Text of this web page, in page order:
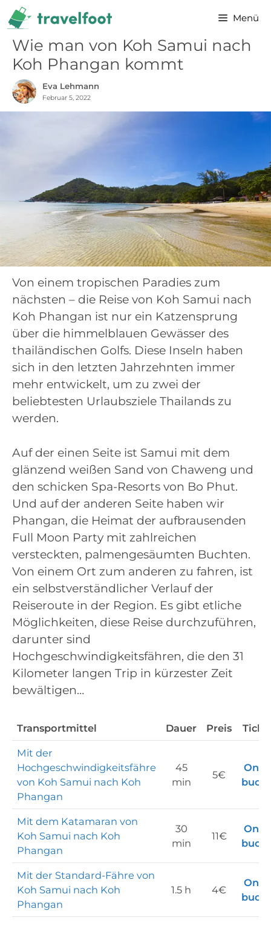
Zum
Inhalt
springen
Menü
Wie man von Koh Samui nach
Koh Phangan kommt
Eva Lehmann
Februar 5, 2022
Von einem tropischen Paradies zum
nächsten – die Reise von Koh Samui nach
Koh Phangan ist nur ein Katzensprung
über die himmelblauen Gewässer des
thailändischen Golfs. Diese Inseln haben
sich in den letzten Jahrzehnten immer
mehr entwickelt, um zu zwei der
beliebtesten Urlaubsziele Thailands zu
werden.
Auf der einen Seite ist Samui mit dem
glänzend weißen Sand von Chaweng und
den schicken Spa-Resorts von Bo Phut.
Und auf der anderen Seite haben wir
Phangan, die Heimat der aufbrausenden
Full Moon Party mit zahlreichen
versteckten, palmengesäumten Buchten.
Von einem Ort zum anderen zu fahren, ist
ein selbstverständlicher Verlauf der
Reiseroute in der Region. Es gibt etliche
Möglichkeiten, diese Reise durchzuführen,
darunter sind
Hochgeschwindigkeitsfähren, die den 31
Kilometer langen Trip in kürzester Zeit
bewältigen…
Transportmittel Dauer Preis
Mit der
Hochgeschwindigkeitsfähre
von Koh Samui nach Koh
Phangan
45
min
5€
Mit dem Katamaran von
Koh Samui nach Koh
Phangan
30
min
11€
Mit der Standard-Fähre von
Koh Samui nach Koh
Phangan
1.5 h 4€